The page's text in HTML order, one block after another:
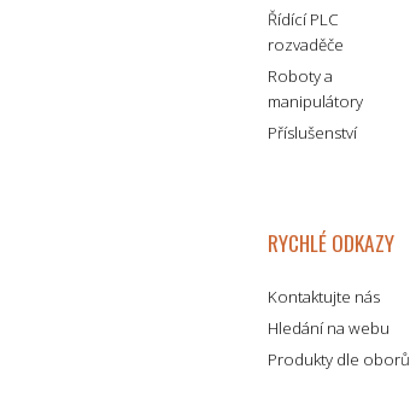
Řídící PLC
rozvaděče
Roboty a
manipulátory
Příslušenství
RYCHLÉ ODKAZY
Kontaktujte nás
Hledání na webu
Produkty dle oborů